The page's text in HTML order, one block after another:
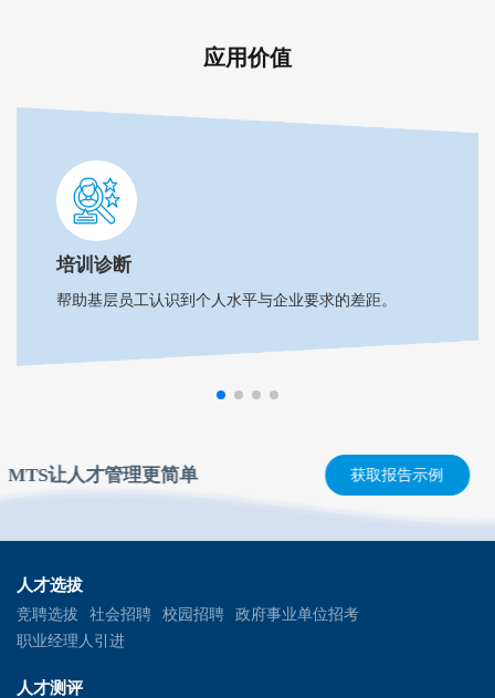
应用价值
培训诊断
帮助基层员工认识到个人水平与企业要求的差距。
MTS让人才管理更简单 获取报告示例
人才选拔
竞聘选拔 社会招聘 校园招聘
政府事业单位招考
职业经理人引进
人才测评